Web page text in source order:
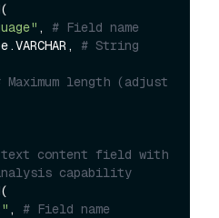
, # Field name
# String
Maximum length (adjust
text content field with
capability
, # Field name